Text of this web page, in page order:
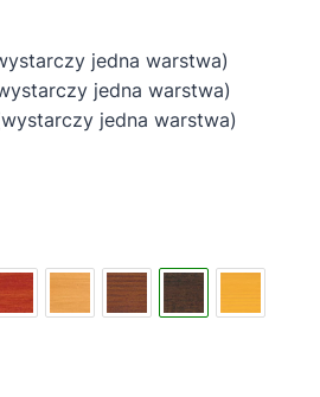
jedna warstwa)
jedna warstwa)
jedna warstwa)